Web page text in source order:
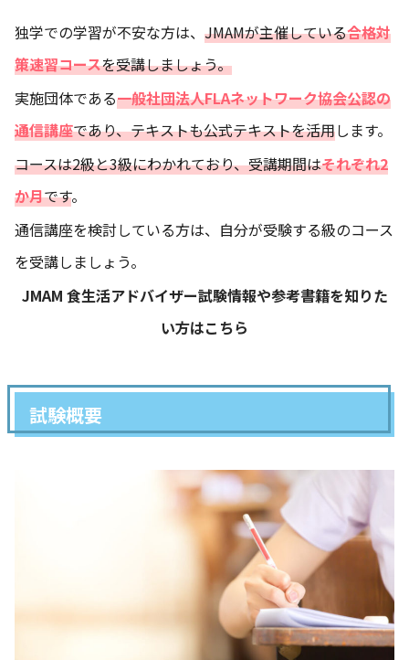
独学での学習が不安な方は、 JMAMが主催している合格対
策速習コースを受講しましょう。
実施団体である一般社団法人FLAネットワーク協会公認の
通信講座であり、テキストも公式テキストを活用します。
コースは2級と3級にわかれており、受講期間はそれぞれ2
か月です。
通信講座を検討している方は、自分が受験する級のコース
を受講しましょう。
JMAM 食生活アドバイザー試験情報や参考書籍を知りた
い方はこちら
試験概要